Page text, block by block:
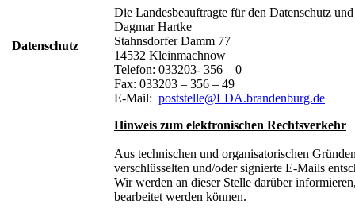
Datenschutz
Die Landesbeauftragte für den Datenschutz
Dagmar Hartke
Stahnsdorfer Damm 77
14532 Kleinmachnow
Telefon: 033203- 356 – 0
Fax: 033203 – 356 – 49
E-Mail: poststelle@LDA.brandenburg.de
Hinweis zum elektronischen Rechtsverkehr
Aus technischen und organisatorischen
verschlüsselten und/oder signierte E-Mails
Wir werden an dieser Stelle darüber
bearbeitet werden können.